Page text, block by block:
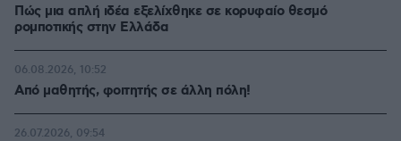
Πώς μια απλή ιδέα εξελίχθηκε σε κορυφαίο θεσμό
ρομποτικής στην Ελλάδα
Από μαθητής, φοιτητής σε άλλη πόλη!
06.08.2026, 10:52
26.07.2026, 09:54